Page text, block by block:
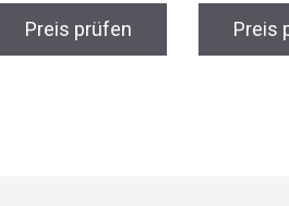
Preis prüfen Preis